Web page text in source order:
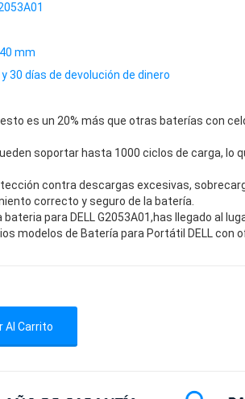
mm
30 días de devolución de dinero
es un 20% más que otras baterías con
soportar hasta 1000 ciclos de carga, lo
contra descargas excesivas,
correcto y seguro de la batería.
para DELL G2053A01,has llegado al
modelos de Batería para Portátil DELL con
Al Carrito